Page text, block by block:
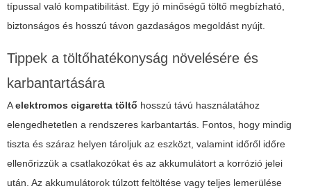
típussal való kompatibilitást. Egy jó minőségű töltő megbízható,
biztonságos és hosszú távon gazdaságos megoldást nyújt.
Tippek a töltőhatékonyság növelésére és
karbantartására
Aelektromos cigaretta töltő hosszú távú használatához
elengedhetetlen a rendszeres karbantartás. Fontos, hogy mindig
tiszta és száraz helyen tároljuk az eszközt, valamint időről időre
ellenőrizzük a csatlakozókat és az akkumulátort a korrózió jelei
után. Az akkumulátorok túlzott feltöltése vagy teljes lemerülése